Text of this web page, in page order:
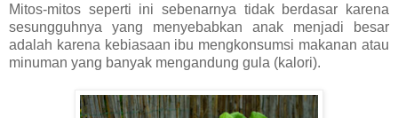
Mitos-mitos seperti ini sebenarnya tidak berdasar karena
sesungguhnya yang menyebabkan anak menjadi besar
adalah karena kebiasaan ibu mengkonsumsi makanan atau
minuman yang banyak mengandung gula (kalori).